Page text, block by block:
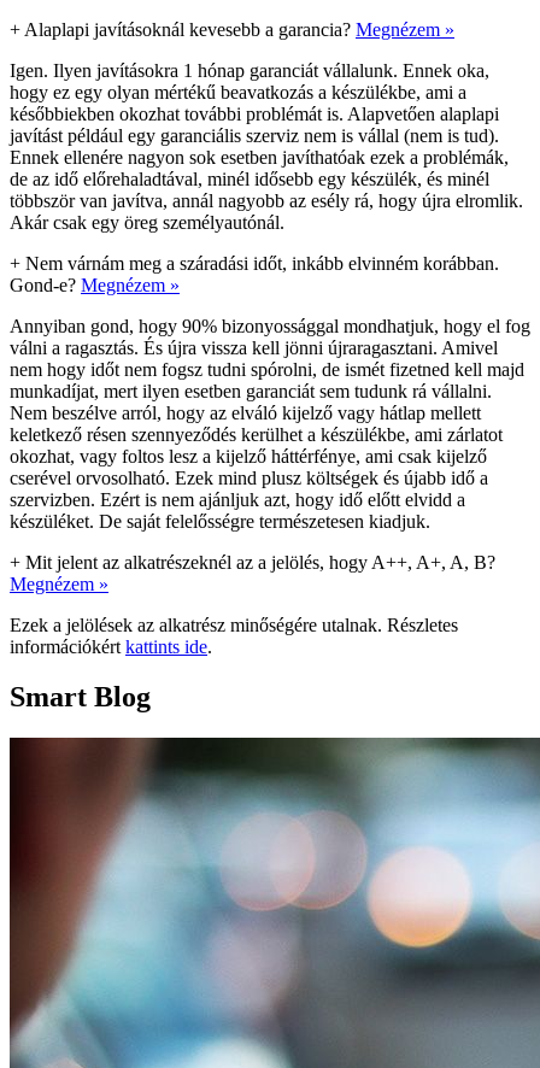
+ Alaplapi javításoknál kevesebb a garancia? Megnézem »
Igen. Ilyen javításokra 1 hónap garanciát vállalunk. Ennek oka,
hogy ez egy olyan mértékű beavatkozás a készülékbe, ami a
későbbiekben okozhat további problémát is. Alapvetően alaplapi
javítást például egy garanciális szerviz nem is vállal (nem is tud).
Ennek ellenére nagyon sok esetben javíthatóak ezek a problémák,
de az idő előrehaladtával, minél idősebb egy készülék, és minél
többször van javítva, annál nagyobb az esély rá, hogy újra elromlik.
Akár csak egy öreg személyautónál.
+ Nem várnám meg a száradási időt, inkább elvinném korábban.
Gond-e? Megnézem »
Annyiban gond, hogy 90% bizonyossággal mondhatjuk, hogy el fog
válni a ragasztás. És újra vissza kell jönni újraragasztani. Amivel
nem hogy időt nem fogsz tudni spórolni, de ismét fizetned kell majd
munkadíjat, mert ilyen esetben garanciát sem tudunk rá vállalni.
Nem beszélve arról, hogy az elváló kijelző vagy hátlap mellett
keletkező résen szennyeződés kerülhet a készülékbe, ami zárlatot
okozhat, vagy foltos lesz a kijelző háttérfénye, ami csak kijelző
cserével orvosolható. Ezek mind plusz költségek és újabb idő a
szervizben. Ezért is nem ajánljuk azt, hogy idő előtt elvidd a
készüléket. De saját felelősségre természetesen kiadjuk.
+ Mit jelent az alkatrészeknél az a jelölés, hogy A++, A+, A, B?
Megnézem »
Ezek a jelölések az alkatrész minőségére utalnak. Részletes
információkért kattints ide.
Smart Blog